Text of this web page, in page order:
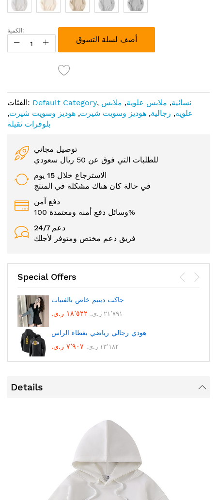
الكمية:
أضف لسلة التسوق
الفئات: Default Category, نسائية, ملابس علوية, ملابس
علويه, رجالية, هوديز وسويت شيرت, هوديز وسويت شيرت,
بلوفرات ثقيلة
توصيل مجاني
للطلبات التي فوق عن 50 ريال سعودي
الاسترجاع خلال 15 يوم
في حالة كان هناك مشكلة في المنتج
دفع آمن
وسائل دفع أمنه ومعتمدة 100%
24/7 دعم
فريق دعم مختص ومتوفر لأجلك
Special Offers
جاكت دينيم خاص بالفتيات
١٨٬٥٢٢ ر.ي.‏
٢١٬٧٩١ ر.ي.‏
هودي رجالي رياضي بغطاء الراس
٧٬٩٠٧ ر.ي.‏
١٣٬١٨٢ ر.ي.‏
Details